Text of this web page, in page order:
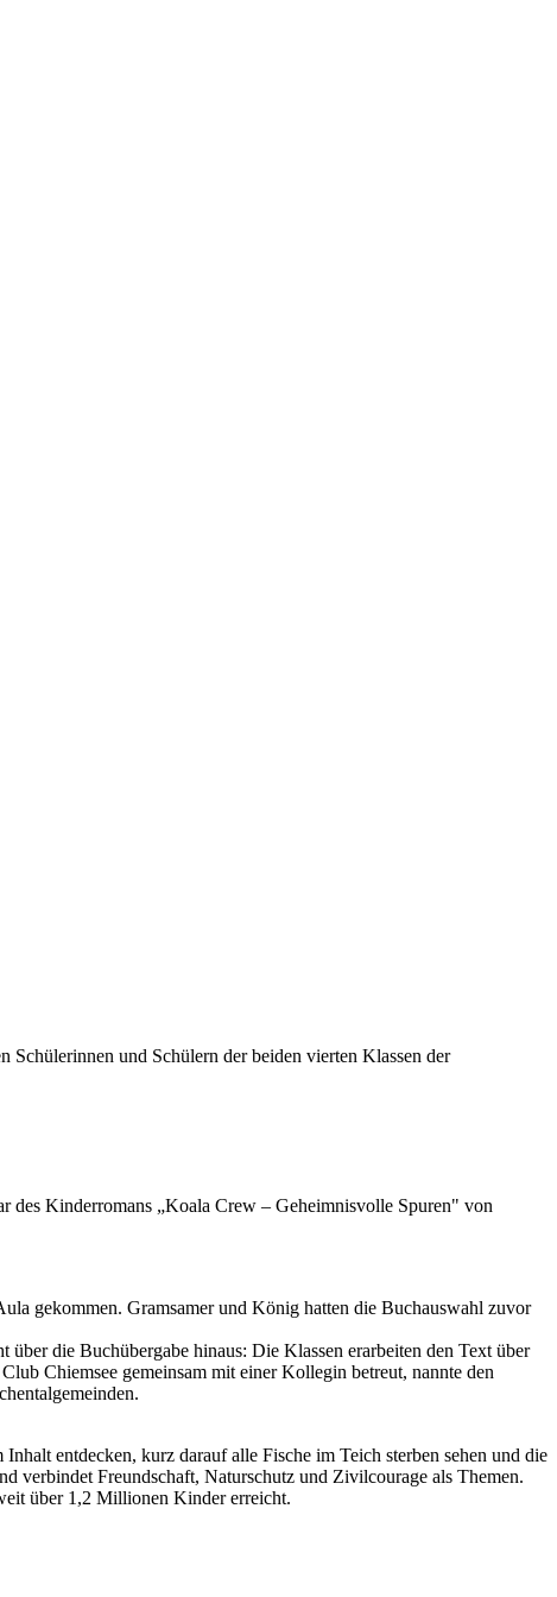
Schülerinnen und Schülern der beiden vierten Klassen der
des Kinderromans „Koala Crew – Geheimnisvolle Spuren" von
gekommen. Gramsamer und König hatten die Buchauswahl zuvor
die Buchübergabe hinaus: Die Klassen erarbeiten den Text über
Chiemsee gemeinsam mit einer Kollegin betreut, nannte den
entdecken, kurz darauf alle Fische im Teich sterben sehen und die
verbindet Freundschaft, Naturschutz und Zivilcourage als Themen.
über 1,2 Millionen Kinder erreicht.